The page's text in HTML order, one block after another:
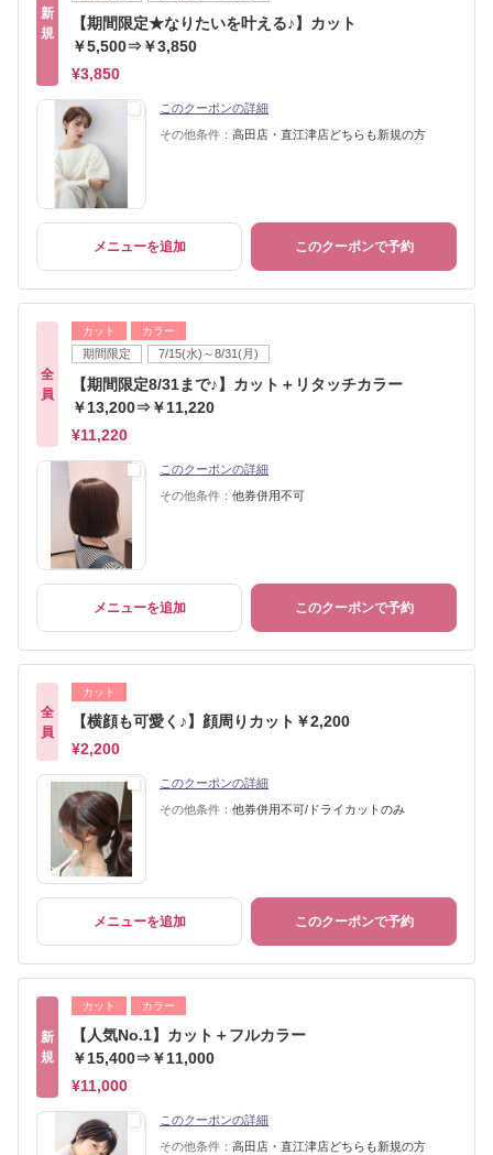
新
規
【期間限定★なりたいを叶える♪】カット
￥5,500⇒￥3,850
¥3,850
このクーポンの詳細
その他条件： 高田店・直江津店どちらも新規の方
メニューを追加 このクーポンで予約
全
員
カット カラー
期間限定 7/15(水)～8/31(月)
【期間限定8/31まで♪】カット＋リタッチカラー
￥13,200⇒￥11,220
¥11,220
このクーポンの詳細
その他条件： 他券併用不可
メニューを追加 このクーポンで予約
全
員
カット
【横顔も可愛く♪】顔周りカット￥2,200
¥2,200
このクーポンの詳細
その他条件： 他券併用不可/ドライカットのみ
メニューを追加 このクーポンで予約
新
規
カット カラー
【人気No.1】カット＋フルカラー
￥15,400⇒￥11,000
¥11,000
このクーポンの詳細
その他条件： 高田店・直江津店どちらも新規の方